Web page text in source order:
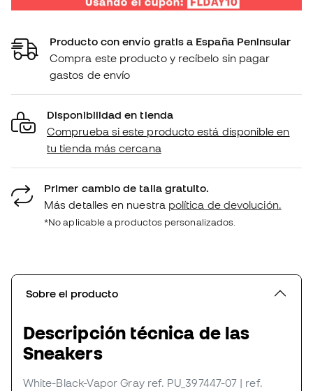
Producto con envío gratis a España Peninsular
Compra este producto y recíbelo sin pagar
gastos de envío
Disponibilidad en tienda
Comprueba si este producto está disponible en
tu tienda más cercana
Primer cambio de talla gratuito.
Más detalles en nuestra política de devolución.
*No aplicable a productos personalizados.
Sobre el producto
Descripción técnica de las
Sneakers
White-Black-Vapor Gray ref. PU_397447-07 | ref.